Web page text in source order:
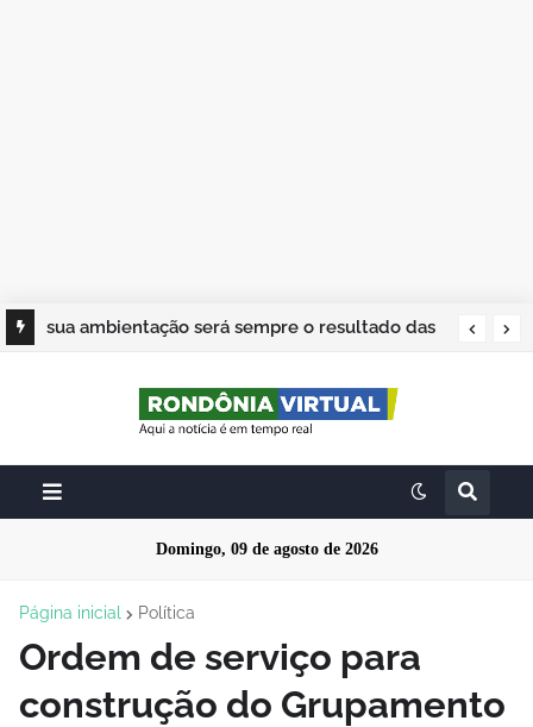
sua ambientação será sempre o resultado das
Domingo, 09 de agosto de 2026
Página inicial Política
Ordem de serviço para
construção do Grupamento